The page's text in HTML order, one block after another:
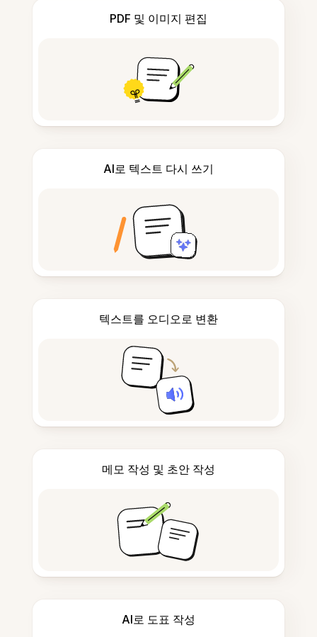
PDF 및 이미지 편집
AI로 텍스트 다시 쓰기
텍스트를 오디오로 변환
메모 작성 및 초안 작성
AI로 도표 작성